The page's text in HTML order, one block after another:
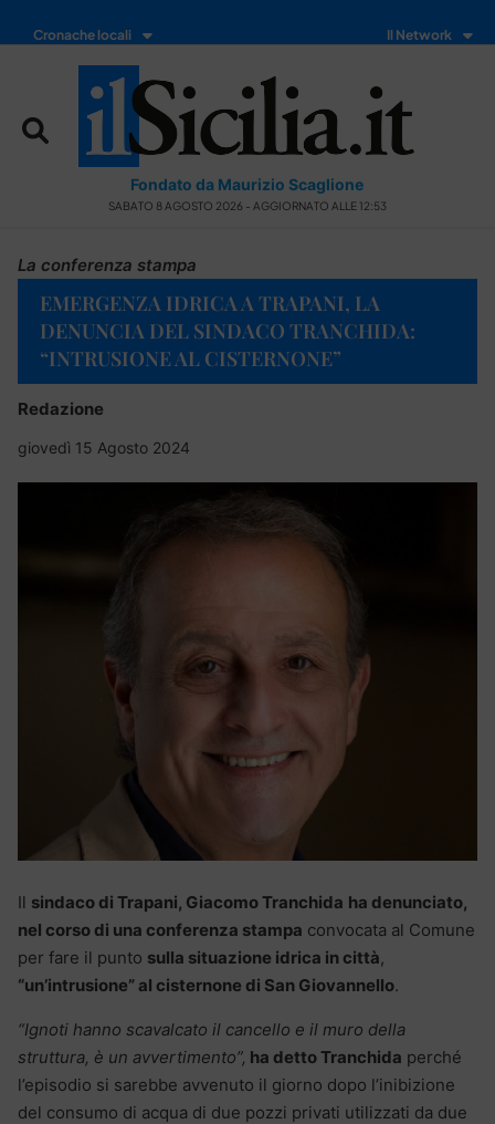
Cronache locali Il Network
Fondato da Maurizio Scaglione
SABATO 8 AGOSTO 2026 - AGGIORNATO ALLE 12:53
La conferenza stampa
EMERGENZA IDRICA A TRAPANI, LA
DENUNCIA DEL SINDACO TRANCHIDA:
“INTRUSIONE AL CISTERNONE”
Redazione
giovedì 15 Agosto 2024
Il sindaco di Trapani, Giacomo Tranchida ha denunciato,
nel corso di una conferenza stampa convocata al Comune
per fare il punto sulla situazione idrica in città,
“un’intrusione” al cisternone di San Giovannello.
“Ignoti hanno scavalcato il cancello e il muro della
struttura, è un avvertimento”, ha detto Tranchida perché
l’episodio si sarebbe avvenuto il giorno dopo l’inibizione
del consumo di acqua di due pozzi privati utilizzati da due